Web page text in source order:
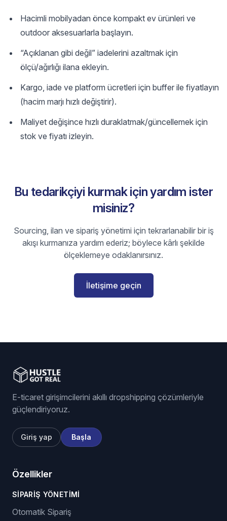
Hacimli mobilyadan önce kompakt ev ürünleri ve
outdoor aksesuarlarla başlayın.
“Açıklanan gibi değil” iadelerini azaltmak için
ölçü/ağırlığı ilana ekleyin.
Kargo, iade ve platform ücretleri için buffer ile fiyatlayın
(hacim marjı hızlı değiştirir).
Maliyet değişince hızlı duraklatmak/güncellemek için
stok ve fiyatı izleyin.
Bu tedarikçiyi kurmak için yardım ister
misiniz?
Sourcing, ilan ve sipariş yönetimi için tekrarlanabilir bir iş
akışı kurmanıza yardım ederiz; böylece kârlı şekilde
ölçeklemeye odaklanırsınız.
İletişime geçin
E-ticaret girişimcilerini akıllı dropshipping çözümleriyle
güçlendiriyoruz.
Giriş yap Başla
Özellikler
SIPARIŞ YÖNETIMI
Otomatik Sipariş